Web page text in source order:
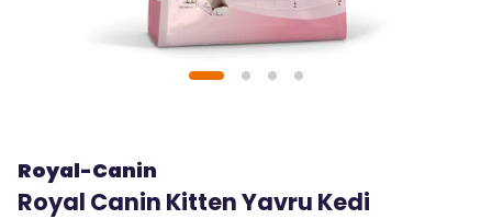
Royal-Canin
Royal Canin Kitten Yavru Kedi